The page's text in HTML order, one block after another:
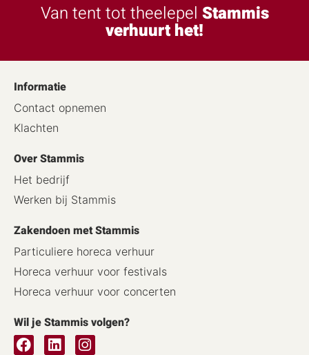
Van tent tot theelepel Stammis
verhuurt het!
Informatie
Contact opnemen
Klachten
Over Stammis
Het bedrijf
Werken bij Stammis
Zakendoen met Stammis
Particuliere horeca verhuur
Horeca verhuur voor festivals
Horeca verhuur voor concerten
Wil je Stammis volgen?